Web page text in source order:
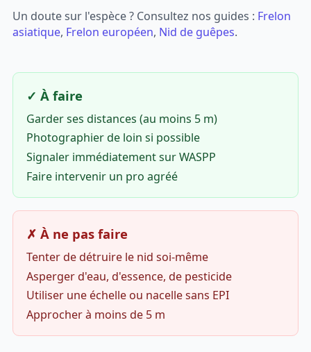
Un doute sur l'espèce ? Consultez nos guides : Frelon
asiatique, Frelon européen, Nid de guêpes.
✓ À faire
Garder ses distances (au moins 5 m)
Photographier de loin si possible
Signaler immédiatement sur WASPP
Faire intervenir un pro agréé
✗ À ne pas faire
Tenter de détruire le nid soi-même
Asperger d'eau, d'essence, de pesticide
Utiliser une échelle ou nacelle sans EPI
Approcher à moins de 5 m